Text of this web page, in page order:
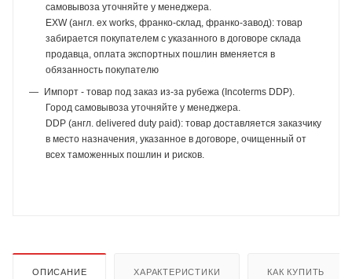
самовывоза уточняйте у менеджера.
EXW (англ. ex works, франко-склад, франко-завод): товар
забирается покупателем с указанного в договоре склада
продавца, оплата экспортных пошлин вменяется в
обязанность покупателю
Импорт - товар под заказ из-за рубежа (Incoterms DDP).
Город самовывоза уточняйте у менеджера.
DDP (англ. delivered duty paid): товар доставляется заказчику
в место назначения, указанное в договоре, очищенный от
всех таможенных пошлин и рисков.
ОПИСАНИЕ ХАРАКТЕРИСТИКИ КАК КУПИТЬ